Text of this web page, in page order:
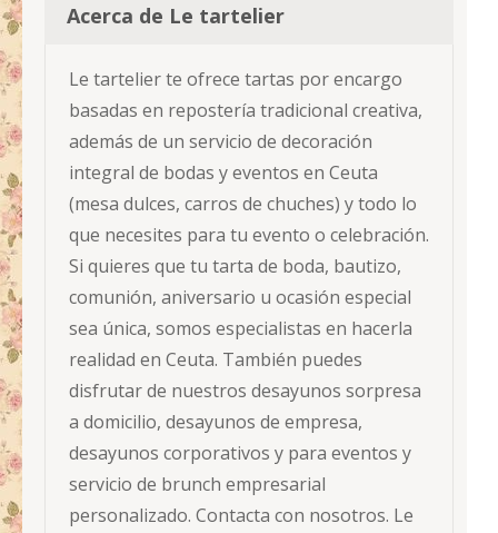
Acerca de Le tartelier
Le tartelier te ofrece tartas por encargo
basadas en repostería tradicional creativa,
además de un servicio de decoración
integral de bodas y eventos en Ceuta
(mesa dulces, carros de chuches) y todo lo
que necesites para tu evento o celebración.
Si quieres que tu tarta de boda, bautizo,
comunión, aniversario u ocasión especial
sea única, somos especialistas en hacerla
realidad en Ceuta. También puedes
disfrutar de nuestros desayunos sorpresa
a domicilio, desayunos de empresa,
desayunos corporativos y para eventos y
servicio de brunch empresarial
personalizado. Contacta con nosotros. Le